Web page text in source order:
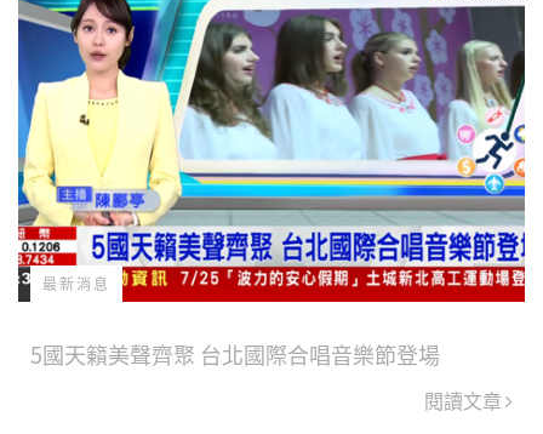
最新消息
5國天籟美聲齊聚 台北國際合唱音樂節登場
閱讀文章